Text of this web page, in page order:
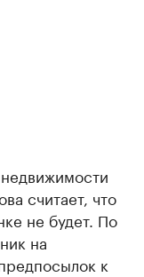
считает, что
не будет. По
на
к